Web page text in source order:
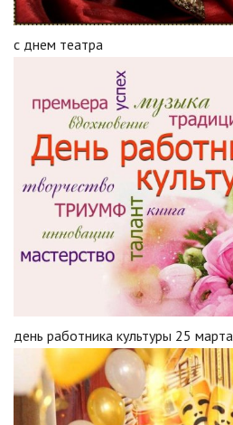
с днем театра
день работника культуры 25 марта